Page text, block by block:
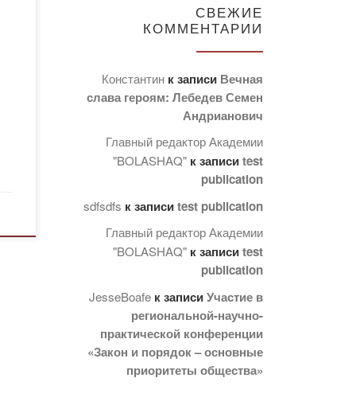
СВЕЖИЕ
КОММЕНТАРИИ
Константин к записи Вечная
слава героям: Лебедев Семен
Андрианович
Главный редактор Академии
"BOLASHAQ" к записиtest
publication
sdfsdfs к записиtest publication
Главный редактор Академии
"BOLASHAQ" к записиtest
publication
JesseBoafe к записиУчастие в
региональной-научно-
практической конференции
«Закон и порядок – основные
приоритеты общества»